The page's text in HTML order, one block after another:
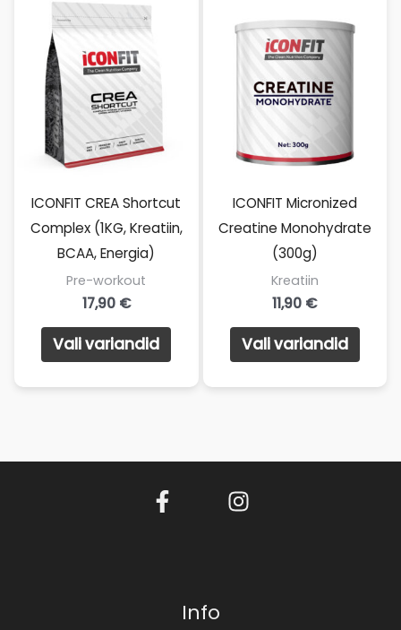
ICONFIT CREA Shortcut
Complex (1KG, Kreatiin,
BCAA, Energia)
Pre-workout
17,90 €
Vali variandid
Sellel
tootel
Valikuid
ICONFIT Micronized
Creatine Monohydrate
(300g)
Kreatiin
11,90 €
Vali variandid
Sellel
Info